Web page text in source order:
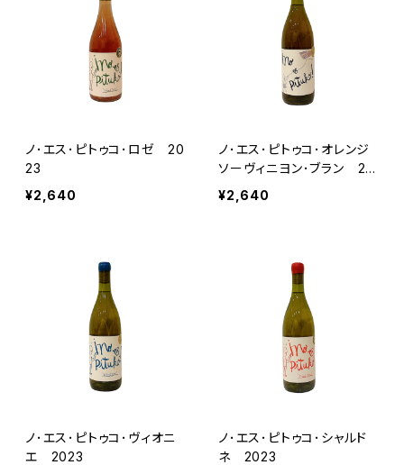
ノ･エス･ピトゥコ･ロゼ 20
23
¥2,640
ノ･エス･ピトゥコ･オレンジ
ソーヴィニヨン･ブラン 20
23
¥2,640
ノ･エス･ピトゥコ･ヴィオニ
エ 2023
ノ･エス･ピトゥコ･シャルド
ネ 2023